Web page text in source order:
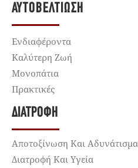
ΑΥΤΟΒΕΛΤΊΩΣΗ
Ενδιαφέροντα
Καλύτερη Ζωή
Μονοπάτια
Πρακτικές
ΔΙΑΤΡΟΦΉ
Αποτοξίνωση Και Αδυνάτισμα
Διατροφή Και Υγεία